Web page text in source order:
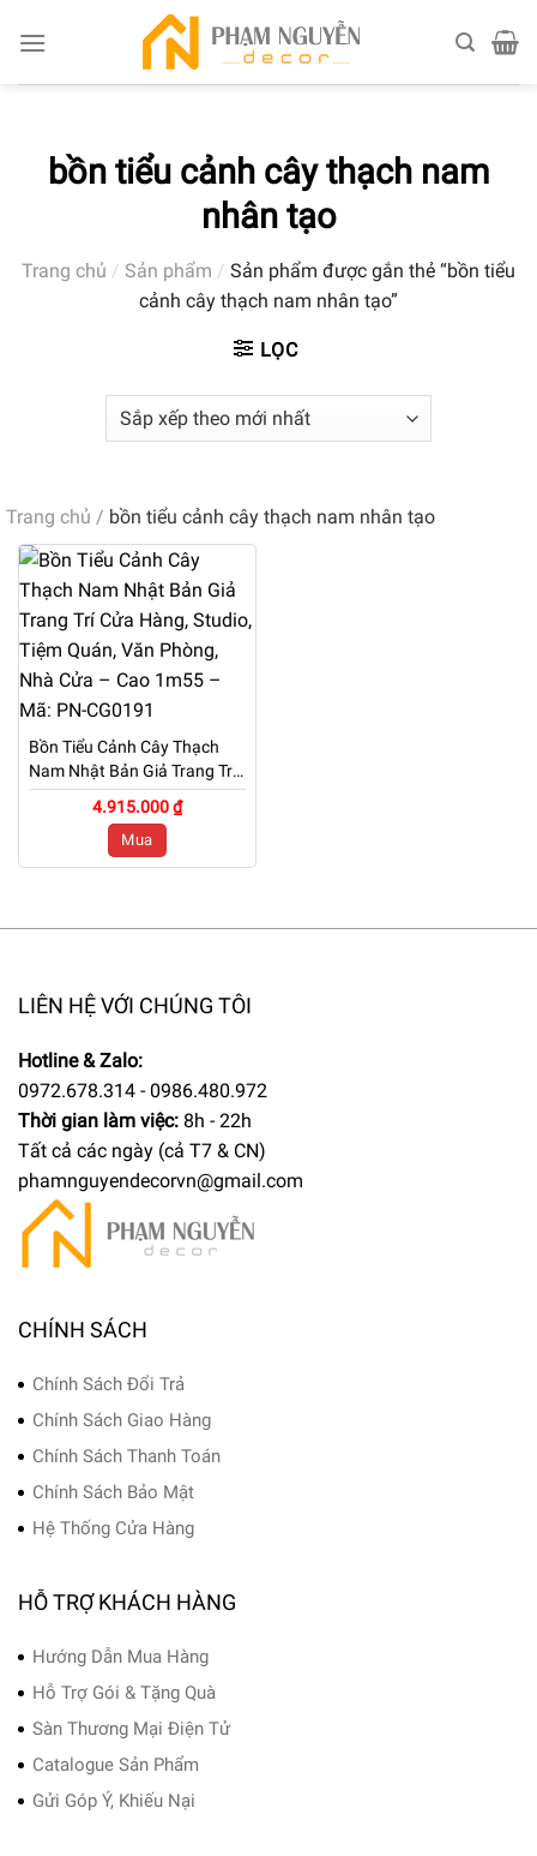
bồn tiểu cảnh cây thạch nam
nhân tạo
Trang chủ / Sản phẩm / Sản phẩm được gắn thẻ “bồn tiểu
cảnh cây thạch nam nhân tạo”
LỌC
Trang chủ / bồn tiểu cảnh cây thạch nam nhân tạo
Bồn Tiểu Cảnh Cây Thạch
Nam Nhật Bản Giả Trang Trí
Cửa Hàng, Studio, Tiệm
Quán, Văn Phòng, Nhà Cửa
– Cao 1m55 – Mã: PN-
CG0191
4.915.000 ₫
Mua
LIÊN HỆ VỚI CHÚNG TÔI
Hotline & Zalo:
0972.678.314 - 0986.480.972
Thời gian làm việc: 8h - 22h
Tất cả các ngày (cả T7 & CN)
phamnguyendecorvn@gmail.com
CHÍNH SÁCH
Chính Sách Đổi Trả
Chính Sách Giao Hàng
Chính Sách Thanh Toán
Chính Sách Bảo Mật
Hệ Thống Cửa Hàng
HỖ TRỢ KHÁCH HÀNG
Hướng Dẫn Mua Hàng
Hỗ Trợ Gói & Tặng Quà
Sàn Thương Mại Điện Tử
Catalogue Sản Phẩm
Gửi Góp Ý, Khiếu Nại